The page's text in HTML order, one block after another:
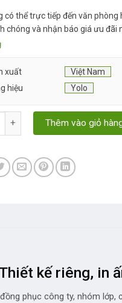
có thể trực tiếp đến văn phòng
chóng và nhận báo giá ưu đãi
xuất
Việt Nam
hiệu
Yolo
cài áo theo yêu cầu ở quận 9
Thêm vào giỏ
kế riêng, in
phục công ty, nhóm lớp,